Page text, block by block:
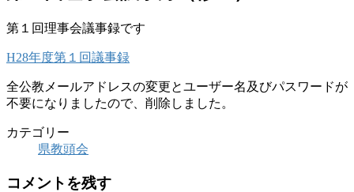
第１回理事会議事録です
H28年度第１回議事録
全公教メールアドレスの変更とユーザー名及びパスワードが
不要になりましたので、削除しました。
カテゴリー
県教頭会
コメントを残す